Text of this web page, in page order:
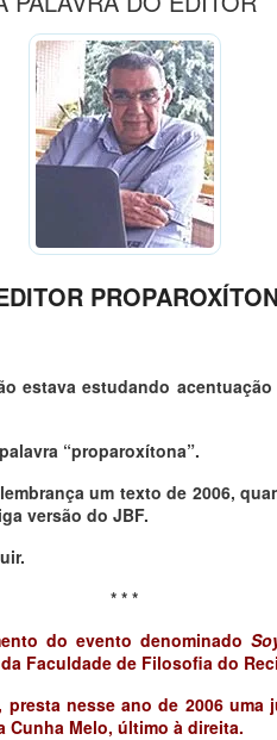
estava estudando
“proparoxítona”.
um texto de 2006,
versão do JBF.
* * *
do evento denominado
Faculdade de Filosofia do
nesse ano de 2006 uma
Cunha Melo, último à direita.